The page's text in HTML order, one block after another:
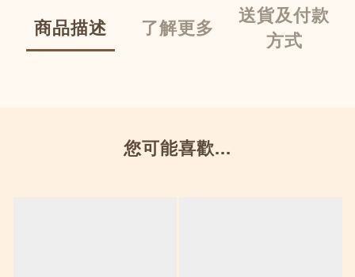
商品描述 了解更多
送貨及付款
方式
您可能喜歡...